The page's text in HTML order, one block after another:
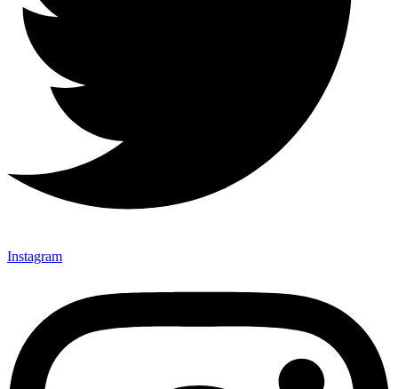
Instagram